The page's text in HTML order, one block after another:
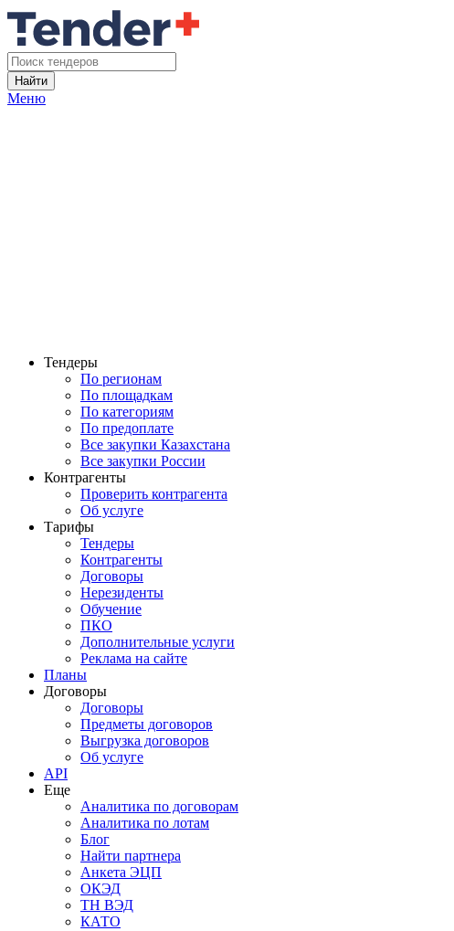
Найти
Меню
Тендеры
По регионам
По площадкам
По категориям
По предоплате
Все закупки Казахстана
Все закупки России
Контрагенты
Проверить контрагента
Об услуге
Тарифы
Тендеры
Контрагенты
Договоры
Нерезиденты
Обучение
ПКО
Дополнительные услуги
Реклама на сайте
Планы
Договоры
Договоры
Предметы договоров
Выгрузка договоров
Об услуге
API
Еще
Аналитика по договорам
Аналитика по лотам
Блог
Найти партнера
Анкета ЭЦП
ОКЭД
ТН ВЭД
КАТО